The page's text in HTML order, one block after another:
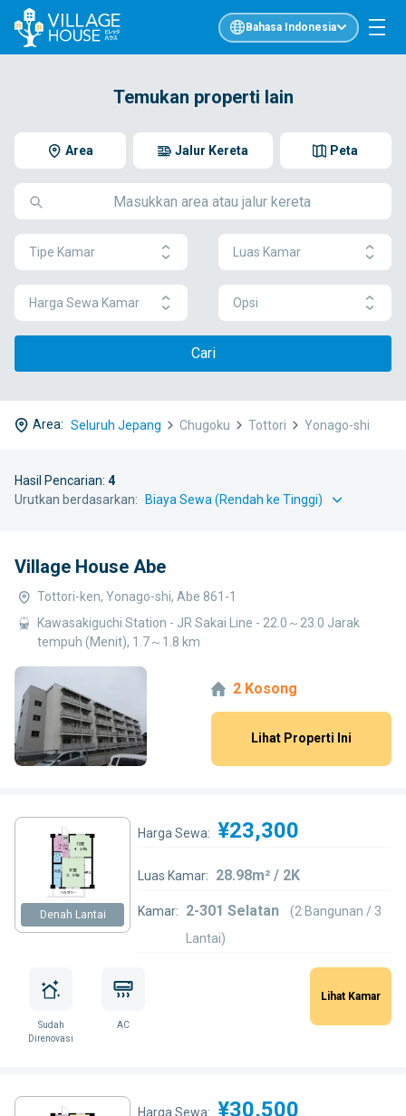
Bahasa Indonesia
Temukan properti lain
Area Peta
Jalur Kereta
Tipe Kamar Luas Kamar
Harga Sewa Kamar Opsi
Cari
Area: Seluruh Jepang Chugoku Tottori Yonago-shi
Hasil Pencarian: 4
Urutkan berdasarkan:
Village House Abe
Tottori-ken, Yonago-shi, Abe 861-1
Kawasakiguchi Station - JR Sakai Line - 22.0～23.0 Jarak
tempuh (Menit), 1.7～1.8 km
2 Kosong
Lihat Properti Ini
Denah Lantai
Harga Sewa: ¥23,300
Luas Kamar: 28.98m² / 2K
Kamar: 2-301 Selatan
(2 Bangunan / 3
Lantai)
Sudah
Direnovasi
AC
Lihat Kamar
Harga Sewa: ¥30,500